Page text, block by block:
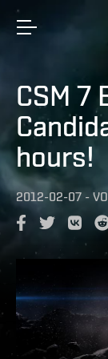
CSM 7
hours!
2012-02-07 -